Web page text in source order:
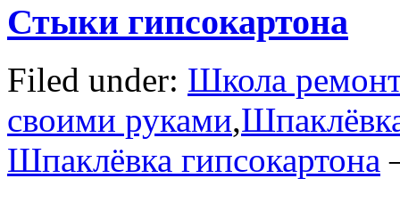
Стыки гипсокартона
Filed under: Школа
своими руками,
Шпаклёвка гипсокартона